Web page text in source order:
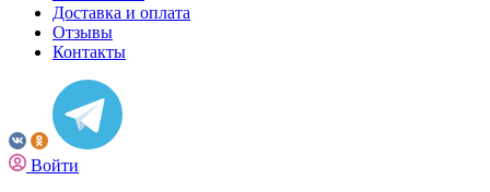
Доставка и оплата
Отзывы
Контакты
Войти